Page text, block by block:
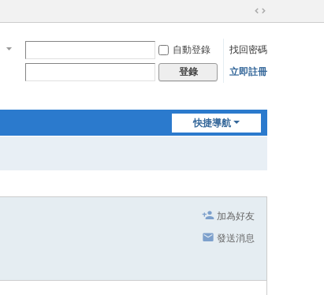
切
到
寬
自動登錄
找回密碼
登錄 立即註冊
快捷導航
加為好友
發送消息